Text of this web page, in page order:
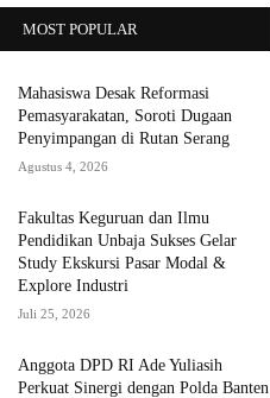
MOST POPULAR
Mahasiswa Desak Reformasi
Pemasyarakatan, Soroti Dugaan
Penyimpangan di Rutan Serang
Agustus 4, 2026
Fakultas Keguruan dan Ilmu
Pendidikan Unbaja Sukses Gelar
Study Ekskursi Pasar Modal &
Explore Industri
Juli 25, 2026
Anggota DPD RI Ade Yuliasih
Perkuat Sinergi dengan Polda Banten